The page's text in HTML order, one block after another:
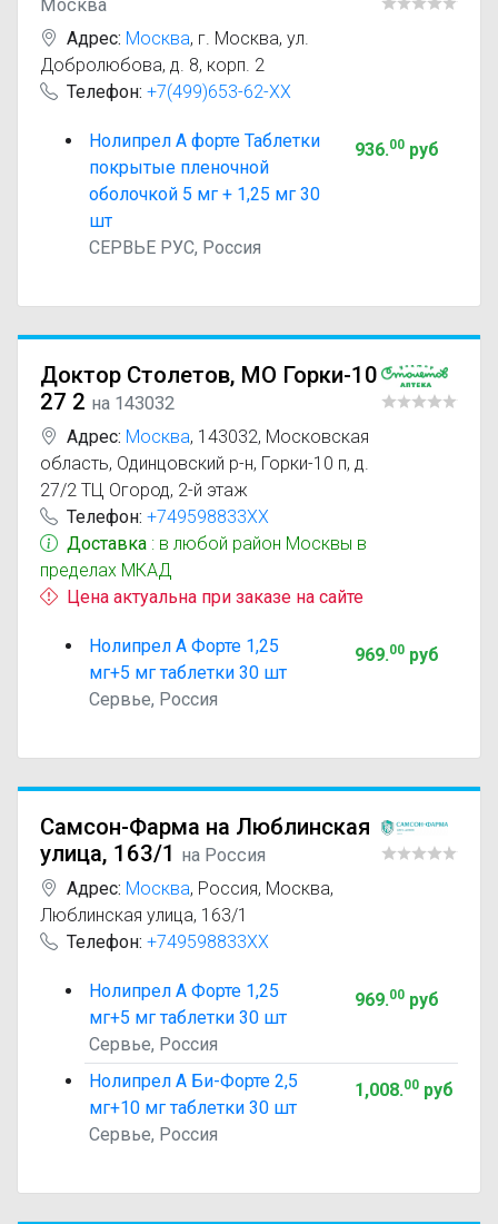
Москва
Адрес: Москва, г. Москва, ул.
Добролюбова, д. 8, корп. 2
Телефон: +7(499)653-62-XX
Нолипрел А форте Таблетки
покрытые пленочной
оболочкой 5 мг + 1,25 мг 30
шт
СЕРВЬЕ РУС, Россия
936.00руб
Доктор Столетов, МО Горки-10
27 2 на 143032
Адрес: Москва, 143032, Московская
область, Одинцовский р-н, Горки-10 п, д.
27/2 ТЦ Огород, 2-й этаж
Телефон: +749598833XX
Доставка : в любой район Москвы в
пределах МКАД
Цена актуальна при заказе на сайте
Нолипрел А Форте 1,25
мг+5 мг таблетки 30 шт
Сервье, Россия
969.00руб
Самсон-Фарма на Люблинская
улица, 163/1 на Россия
Адрес: Москва, Россия, Москва,
Люблинская улица, 163/1
Телефон: +749598833XX
Нолипрел А Форте 1,25
мг+5 мг таблетки 30 шт
Сервье, Россия
969.00руб
Нолипрел А Би-Форте 2,5
мг+10 мг таблетки 30 шт
Сервье, Россия
1,008.00руб